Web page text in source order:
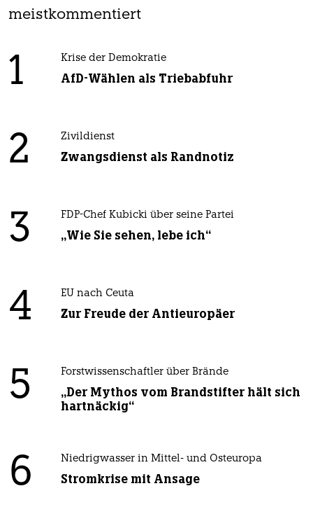
meistkommentiert
1 Krise der Demokratie
AfD-Wählen als Triebabfuhr
2 Zivildienst
Zwangsdienst als Randnotiz
3 FDP-Chef Kubicki über seine Partei
„Wie Sie sehen, lebe ich“
4 EU nach Ceuta
Zur Freude der Antieuropäer
5 Forstwissenschaftler über Brände
„Der Mythos vom Brandstifter hält sich
hartnäckig“
6 Niedrigwasser in Mittel- und Osteuropa
Stromkrise mit Ansage